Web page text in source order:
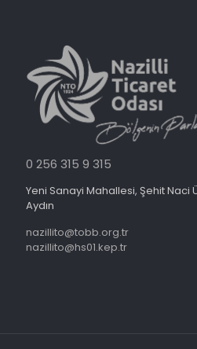
0 256 315 9 315
Yeni Sanayi Mahallesi, Şehit Naci
Aydın
nazillito@tobb.org.tr
nazillito@hs01.kep.tr